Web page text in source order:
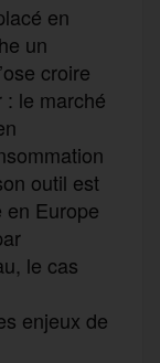
en
un
croire
: le marché
outil est
en Europe
le cas
enjeux de